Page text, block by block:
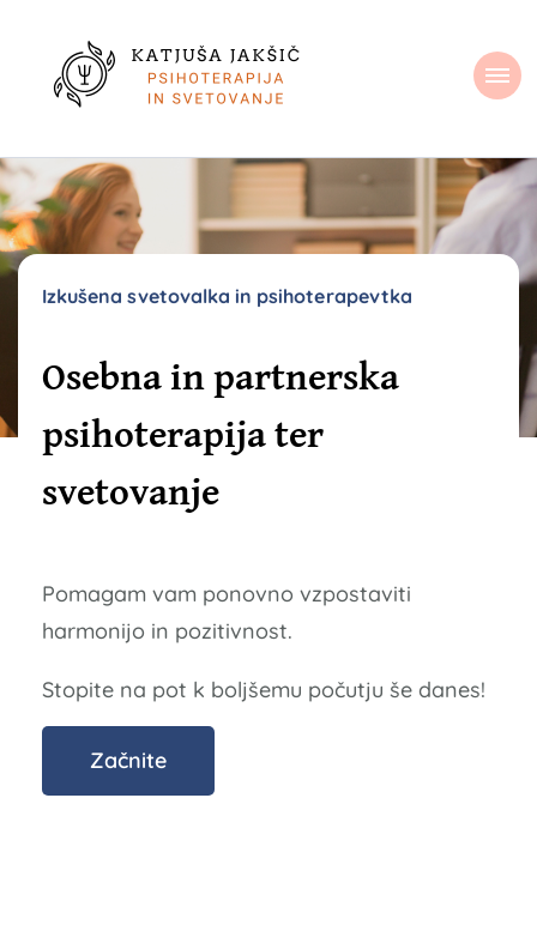
Osebna ali
partnerska terapija
ter svetovanje
pristop. V živo ali preko spleta. Posamezniki. Pari.
Izkušena svetovalka in psihoterapevtka
Osebna in partnerska
psihoterapija ter
svetovanje
Pomagam vam ponovno vzpostaviti
harmonijo in pozitivnost.
Stopite na pot k boljšemu počutju še danes!
Začnite